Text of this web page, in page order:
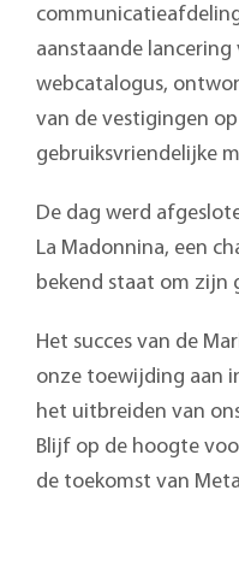
aanstaande
webcatalogus,
van de vestigingen
gebruiksvriendelijke
De dag werd
La Madonnina, een
bekend staat om zijn
Het succes van de
onze toewijding aan
het uitbreiden van
Blijf op de hoogte
de toekomst van